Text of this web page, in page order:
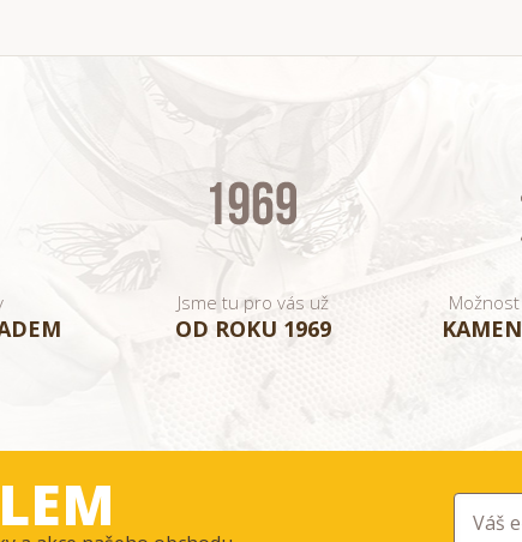
Jsme tu pro vás už
OD ROKU 1969